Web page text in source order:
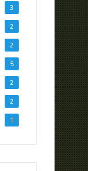
3
2
2
5
2
2
1